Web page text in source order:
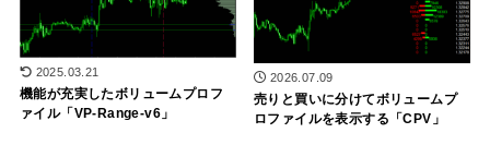
2025.03.21
機能が充実したボリュームプロフ
ァイル「VP-Range-v6」
2026.07.09
売りと買いに分けてボリュームプ
ロファイルを表示する「CPV」